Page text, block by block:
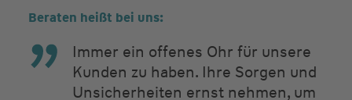
Beraten heißt bei uns:
Immer ein offenes Ohr für unsere
Kunden zu haben. Ihre Sorgen und
Unsicherheiten ernst nehmen, um